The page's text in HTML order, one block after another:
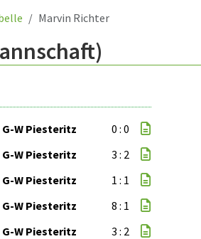
Marvin Richter
G-W Piesteritz
0 : 0
G-W Piesteritz
3 : 2
G-W Piesteritz
1 : 1
G-W Piesteritz
8 : 1
G-W Piesteritz
3 : 2